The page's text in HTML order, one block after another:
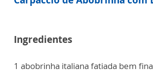
Ingredientes
1 abobrinha italiana fatiada bem fina